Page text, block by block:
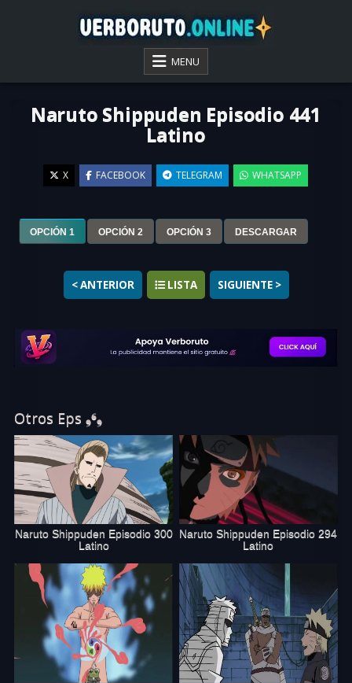
VER BORUTO ONLINE
MENU
Naruto Shippuden Episodio 441
Latino
X FACEBOOK TELEGRAM WHATSAPP
OPCIÓN 1 OPCIÓN 2 OPCIÓN 3 DESCARGAR
▶
< ANTERIOR LISTA SIGUIENTE >
Otros Eps ❟❛❟
Naruto Shippuden Episodio 300
Latino
Naruto Shippuden Episodio 294
Latino